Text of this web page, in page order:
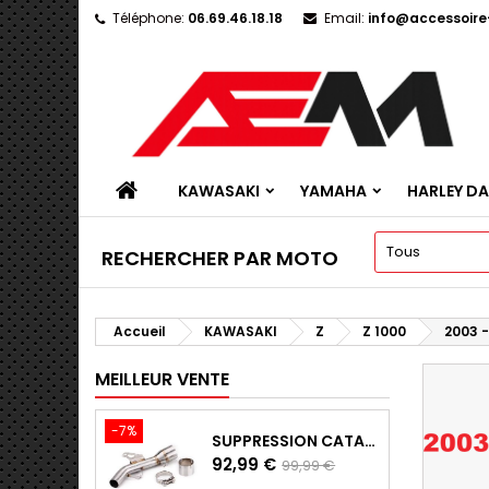
Téléphone: 06.69.46.18.18 Email:
KAWASAKI YAMAHA HARLEY
RECHERCHER PAR MOTO
Accueil KAWASAKI Z Z 1000 2003
MEILLEUR VENTE
-7% SUPPRESSION CATALYSEUR EN INOX POUR KAWASAKI Z900 A2, Z900E ET Z900 (2017 - 2024)
Prix
92,99 € Prix
99,99 €